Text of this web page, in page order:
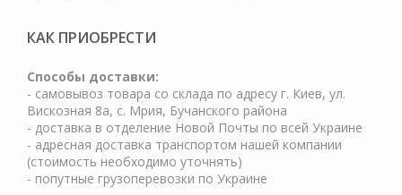
КАК ПРИОБРЕСТИ
Cпособы доставки:
- самовывоз товара со склада по адресу г. Киев, ул.
Вискозная 8а, с. Мрия, Бучанского района
- доставка в отделение Новой Почты по всей Украине
- адресная доставка транспортом нашей компании
(стоимость необходимо уточнять)
- попутные грузоперевозки по Украине